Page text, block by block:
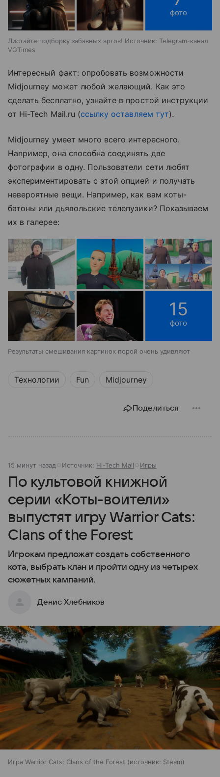
фото
Листайте подборку забавных артов! Источник: Telegram-канал
VGTimes
Интересный факт: опробовать возможности
Midjourney может любой желающий. Как это
сделать бесплатно, узнайте в простой инструкции
от Hi-Tech Mail.ru (ссылку оставляем тут).
Midjourney умеет много всего интересного.
Например, она способна соединять две
фотографии в одну. Пользователи сети любят
экспериментировать с этой опцией и получать
невероятные вещи. Например, как вам коты-
батоны или дьявольские телепузики? Показываем
их в галерее:
15
фото
Результаты смешивания картинок порой очень удивляют
Технологии Fun Midjourney
Поделиться
15 минут назад Источник: Hi-Tech Mail Игры
По культовой книжной
серии «Коты-воители»
выпустят игру Warrior Cats:
Clans of the Forest
Игрокам предложат создать собственного
кота, выбрать клан и пройти одну из четырех
сюжетных кампаний.
Денис Хлебников
Игра Warrior Cats: Clans of the Forest источник: Steam